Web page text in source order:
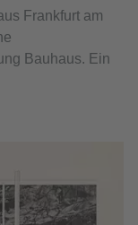
Frankfurt am
Bauhaus. Ein